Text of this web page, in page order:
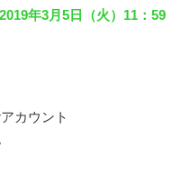
年3月5日（火）11：59
カウント